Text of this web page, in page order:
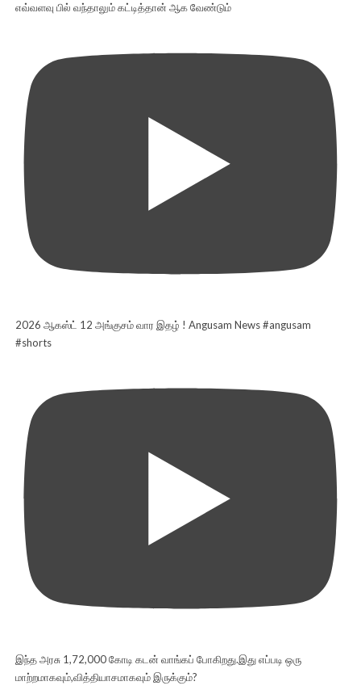
எவ்வளவு பில் வந்தாலும் கட்டித்தான் ஆக வேண்டும்
2026 ஆகஸ்ட் 12 அங்குசம் வார இதழ் ! Angusam News #angusam
#shorts
இந்த அரசு 1,72,000 கோடி கடன் வாங்கப் போகிறது.இது எப்படி ஒரு
மாற்றமாகவும்,வித்தியாசமாகவும் இருக்கும்?